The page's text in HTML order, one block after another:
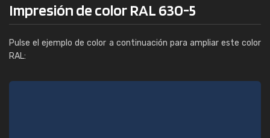
Impresión de color RAL 630-5
Pulse el ejemplo de color a continuación para ampliar este color
RAL: